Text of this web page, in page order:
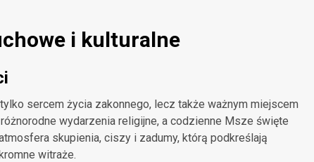
i kulturalne
sercem życia zakonnego, lecz także ważnym miejscem
wydarzenia religijne, a codzienne Msze święte
skupienia, ciszy i zadumy, którą podkreślają
witraże.